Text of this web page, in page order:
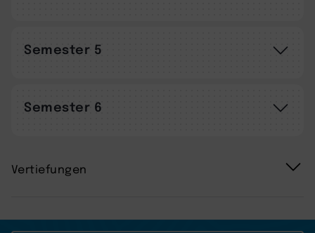
Semester 5
Semester 6
Vertiefungen